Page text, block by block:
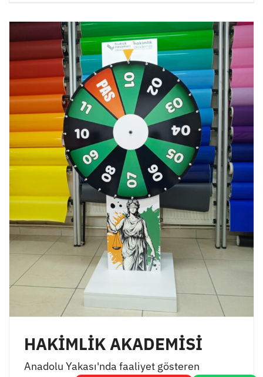
HAKİMLİK AKADEMİSİ
Anadolu Yakası'nda faaliyet gösteren